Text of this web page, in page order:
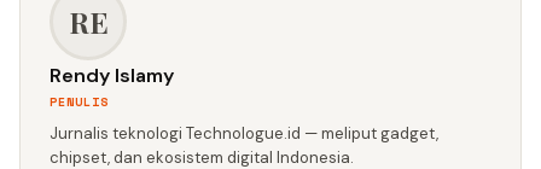
RE
Rendy Islamy
PENULIS
Jurnalis teknologi Technologue.id — meliput gadget,
chipset, dan ekosistem digital Indonesia.